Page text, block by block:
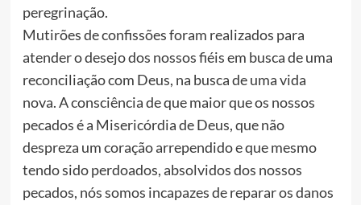
peregrinação.
Mutirões de confissões foram realizados para
atender o desejo dos nossos fiéis em busca de uma
reconciliação com Deus, na busca de uma vida
nova. A consciência de que maior que os nossos
pecados é a Misericórdia de Deus, que não
despreza um coração arrependido e que mesmo
tendo sido perdoados, absolvidos dos nossos
pecados, nós somos incapazes de reparar os danos